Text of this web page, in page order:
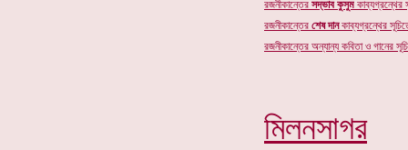
রজনীকান্তের সদ্ভাব কুসুম কাব্যগ্রন্থের
রজনীকান্তের শেষ দানকাব্যগ্রন্থের
রজনীকান্তের অন্যান্য কবিতা ও গানের
মিলনসাগর